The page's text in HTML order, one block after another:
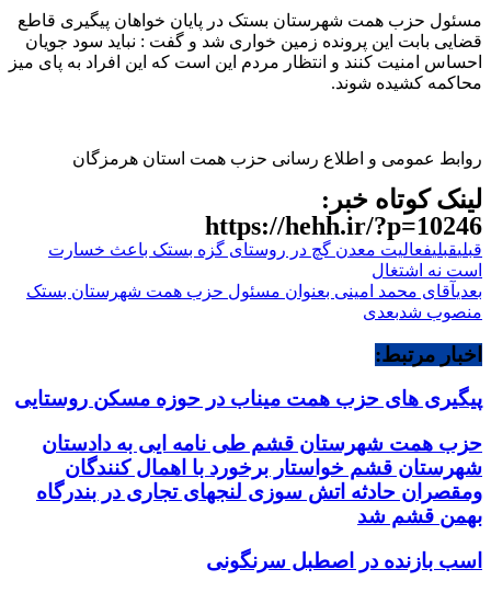
مسئول حزب همت شهرستان بستک در پایان خواهان پیگیری قاطع
قضایی بابت این پرونده زمین خواری شد و گفت : نباید سود جویان
احساس امنیت کنند و انتظار مردم این است که این افراد به پای میز
محاکمه کشیده شوند.
روابط عمومی و اطلاع رسانی حزب همت استان هرمزگان
لینک کوتاه خبر:
https://hehh.ir/?p=10246
قبلیقبلیفعالیت معدن گچ در روستای گزه بستک باعث خسارت
است نه اشتغال
بعدیآقای محمد امینی بعنوان مسئول حزب همت شهرستان بستک
منصوب شدبعدی
اخبار مرتبط:
پیگیری های حزب همت میناب در حوزه مسکن روستایی
حزب همت شهرستان قشم طی نامه ایی به دادستان
شهرستان قشم خواستار برخورد با اهمال کنندگان
ومقصران حادثه اتش سوزی لنجهای تجاری در بندرگاه
بهمن قشم شد
اسب بازنده در اصطبل سرنگونی